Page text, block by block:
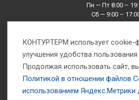
Пн — Пт 8:00 –
Сб — 9:00 –
Вс —10:00 –
КОНТУРТЕРМ использует cookie-
улучшения удобства
Продолжая использовать сайт,
Политикой в отношении файлов
использованием Яндекс.Метрики